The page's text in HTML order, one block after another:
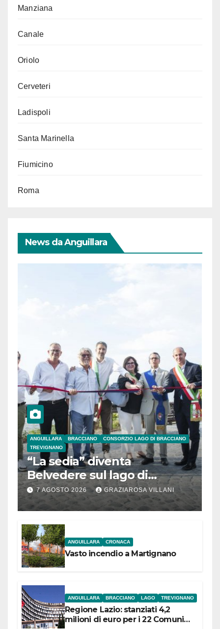
Manziana
Canale
Oriolo
Cerveteri
Ladispoli
Santa Marinella
Fiumicino
Roma
News da Anguillara
ANGUILLARA BRACCIANO
CONSORZIO LAGO DI BRACCIANO
TREVIGNANO
“La sedia” diventa
Belvedere sul lago di
Bracciano: ieri
l’inaugurazione
7 AGOSTO 2026 GRAZIAROSA VILLANI
ANGUILLARA CRONACA
Vasto incendio a Martignano
ANGUILLARA BRACCIANO LAGO TREVIGNANO
Regione Lazio: stanziati 4,2
milioni di euro per i 22 Comuni